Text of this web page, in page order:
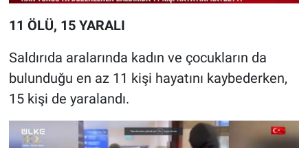
11 ÖLÜ, 15 YARALI
Saldırıda aralarında kadın ve çocukların da
bulunduğu en az 11 kişi hayatını kaybederken,
15 kişi de yaralandı.